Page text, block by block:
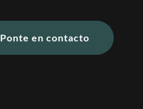
Ponte en contacto